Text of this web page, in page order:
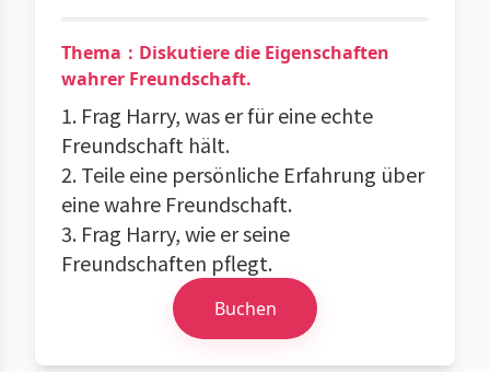
Thema：Diskutiere die Eigenschaften
wahrer Freundschaft.
1. Frag Harry, was er für eine echte
Freundschaft hält.
2. Teile eine persönliche Erfahrung über
eine wahre Freundschaft.
3. Frag Harry, wie er seine
Freundschaften pflegt.
Buchen